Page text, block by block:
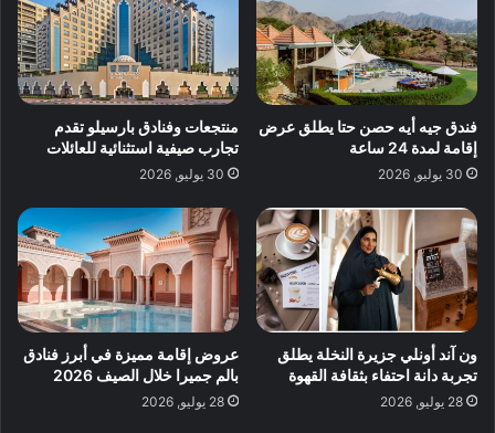
فندق جيه أيه حصن حتا يطلق عرض
إقامة لمدة 24 ساعة
30 يوليو, 2026
منتجعات وفنادق بارسيلو تقدم
تجارب صيفية استثنائية للعائلات
30 يوليو, 2026
ون آند أونلي جزيرة النخلة يطلق
تجربة دانة احتفاء بثقافة القهوة
28 يوليو, 2026
عروض إقامة مميزة في أبرز فنادق
بالم جميرا خلال الصيف 2026
28 يوليو, 2026